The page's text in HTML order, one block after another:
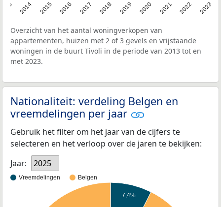
2014 2015 2016 2017 2018 2019 2020 2021 2022 2023
Overzicht van het aantal woningverkopen van
appartementen, huizen met 2 of 3 gevels en vrijstaande
woningen in de buurt Tivoli in de periode van 2013 tot en
met 2023.
Nationaliteit: verdeling Belgen en
vreemdelingen per jaar
Gebruik het filter om het jaar van de cijfers te
selecteren en het verloop over de jaren te bekijken:
Jaar:
2025
Vreemdelingen Belgen
7,4%